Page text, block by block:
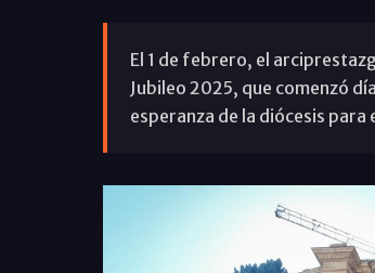
El 1 de febrero, el
Jubileo 2025, que comenzó
esperanza de la diócesis